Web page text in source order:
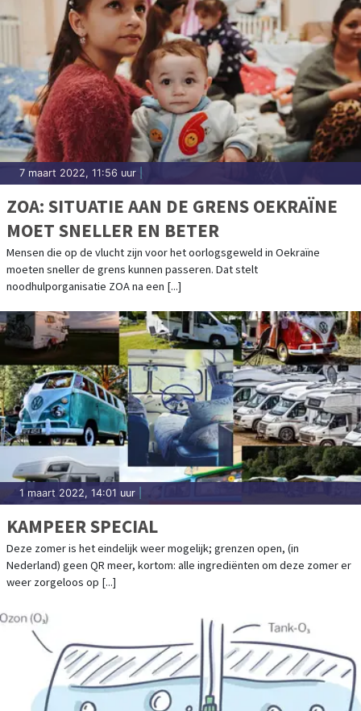
7 maart 2022, 11:56 uur
ZOA: SITUATIE AAN DE GRENS OEKRAÏNE
MOET SNELLER EN BETER
Mensen die op de vlucht zijn voor het oorlogsgeweld in Oekraïne
moeten sneller de grens kunnen passeren. Dat stelt
noodhulporganisatie ZOA na een [...]
1 maart 2022, 14:01 uur
KAMPEER SPECIAL
Deze zomer is het eindelijk weer mogelijk; grenzen open, (in
Nederland) geen QR meer, kortom: alle ingrediënten om deze zomer er
weer zorgeloos op [...]